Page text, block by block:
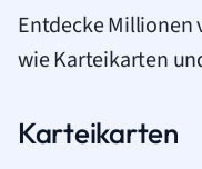
Entdecke Millionen
wie Karteikarten
Karteikarten